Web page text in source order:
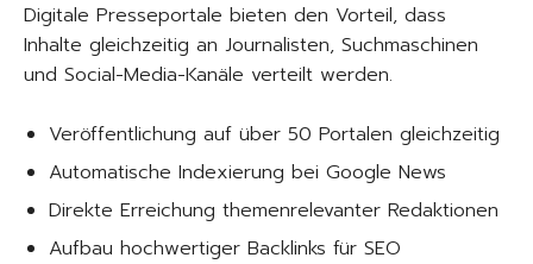
Digitale Presseportale bieten den Vorteil, dass
Inhalte gleichzeitig an Journalisten, Suchmaschinen
und Social-Media-Kanäle verteilt werden.
Veröffentlichung auf über 50 Portalen gleichzeitig
Automatische Indexierung bei Google News
Direkte Erreichung themenrelevanter Redaktionen
Aufbau hochwertiger Backlinks für SEO